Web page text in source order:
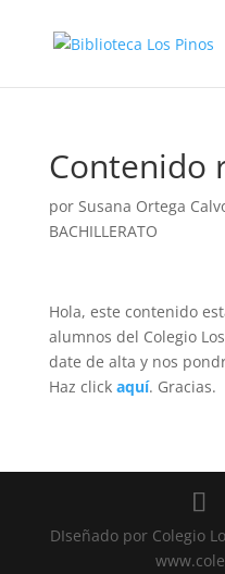
Contenido
por Susana Ortega
BACHILLERATO
Hola, este contenido
alumnos del Colegio
date de alta y nos
Haz click aquí. Gracias.
DIseñado por Colegio